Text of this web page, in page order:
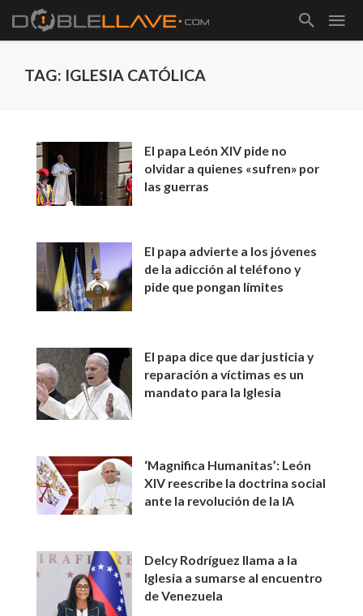
TAG: IGLESIA CATÓLICA
El papa León XIV pide no
olvidar a quienes «sufren» por
las guerras
El papa advierte a los jóvenes
de la adicción al teléfono y
pide que pongan límites
El papa dice que dar justicia y
reparación a víctimas es un
mandato para la Iglesia
‘Magnifica Humanitas’: León
XIV reescribe la doctrina social
ante la revolución de la IA
Delcy Rodríguez llama a la
Iglesia a sumarse al encuentro
de Venezuela